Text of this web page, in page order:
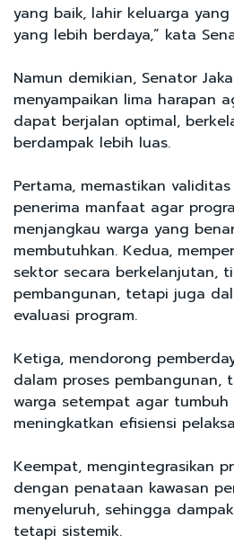
yang baik, lahir keluarga
yang lebih berdaya,” kata
Namun demikian, Senator
menyampaikan lima harapan
dapat berjalan optimal,
berdampak lebih luas.
Pertama, memastikan
penerima manfaat agar
menjangkau warga yang
membutuhkan. Kedua,
sektor secara berkelanjutan,
pembangunan, tetapi juga
evaluasi program.
Ketiga, mendorong
dalam proses pembangunan,
warga setempat agar tumbuh
meningkatkan efisiensi
Keempat, mengintegrasikan
dengan penataan kawasan
menyeluruh, sehingga
tetapi sistemik.